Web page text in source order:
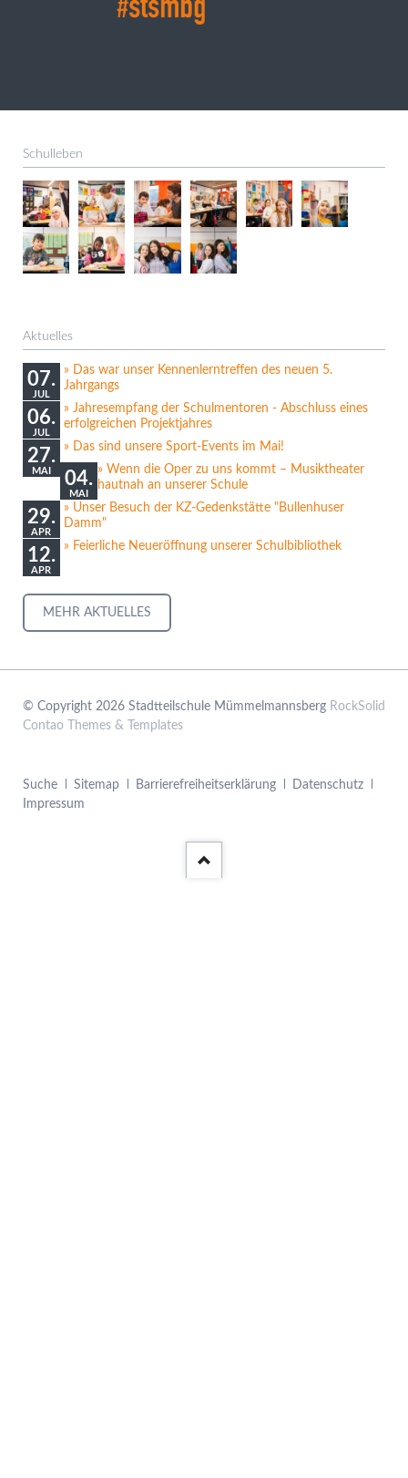
Schulleben
Aktuelles
07.
JUL
Das war unser Kennenlerntreffen des neuen 5.
Jahrgangs
06.
JUL
Jahresempfang der Schulmentoren - Abschluss eines
erfolgreichen Projektjahres
27.
MAI
Das sind unsere Sport-Events im Mai!
04.
MAI
Wenn die Oper zu uns kommt – Musiktheater
hautnah an unserer Schule
29.
APR
Unser Besuch der KZ-Gedenkstätte "Bullenhuser
Damm"
12.
APR
Feierliche Neueröffnung unserer Schulbibliothek
MEHR AKTUELLES
© Copyright 2026 Stadtteilschule Mümmelmannsberg RockSolid
Contao Themes & Templates
Navigation
überspringen
Suche Sitemap Barrierefreiheitserklärung
Datenschutz
Impressum